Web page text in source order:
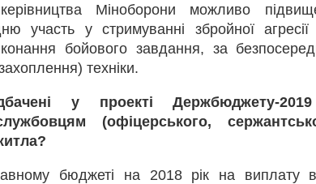
Міноборони можливо
участь у стримуванні збройної
бойового завдання, за
техніки.
у проекті Держбюджету-
(офіцерського,
бюджеті на 2018 рік на виплату